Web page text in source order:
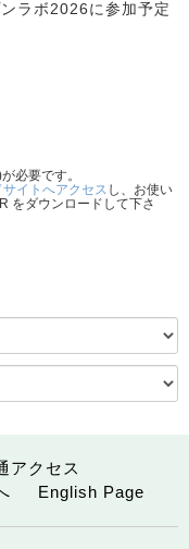
ラボ2026に参加予定
必要です。
イトへアクセス し、お使い
をダウンロードして下さ
アクセス
English Page